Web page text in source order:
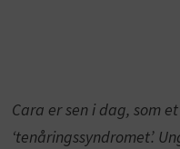
Cara er sen i dag, som
‘tenåringssyndromet’.